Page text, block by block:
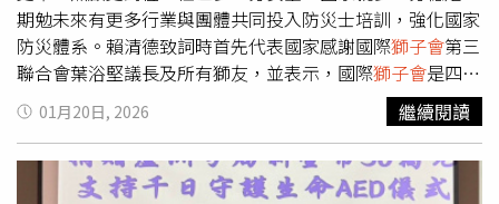
能力、且具備國際視野的新人接棒。他認為劉品妡是最合適
的人選，並讚許她從基層幕僚做起，具備國會與地方服務經
驗，未來一定能為居民發聲。劉品妡則表示，阮昭雄與趙怡
翔過去長期在地方耕耘，身為青年世代的一員，希望能前進
議會，為大安文山居民發聲。她強調，自己已經準備好發揮
幕僚工作者的專業，延續兩位前輩在地方的問政與服務成
果。她也向鄉親喊話，從9日至15日晚間民調期間，一定要
期勉未來有更多行業與團體共同投入防災士培訓，強化國家
防災體系。賴清德致詞時首先代表國家感謝國際獅子會第三
聯合會葉浴堅議長及所有獅友，並表示，國際獅子會是四大
國際社團之一，每一位會友都是社會的中堅力量，不僅事業
有成，更秉持著服務精神，熱心公益、救助弱勢，推動國家
經濟與社會進步。賴清德提到，臺灣位處地震帶與颱風行經
路徑，經常遭遇颱風與地震的威脅，應該要有自我保護的準
01月20日, 2026 繼續閱讀